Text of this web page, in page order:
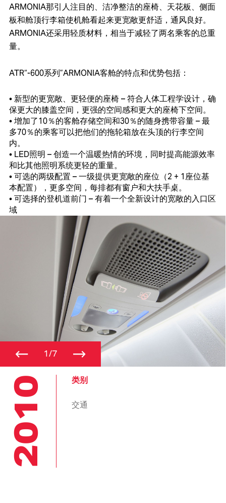
ARMONIA那引人注目的、洁净整洁的座椅、天花板、侧面
板和舱顶行李箱使机舱看起来更宽敞更舒适，通风良好。
ARMONIA还采用轻质材料，相当于减轻了两名乘客的总重
量。
ATR“-600系列”ARMONIA客舱的特点和优势包括：
• 新型的更宽敞、更轻便的座椅 – 符合人体工程学设计，确
保更大的膝盖空间，更强的空间感和更大的座椅下空间。
• 增加了10％的客舱存储空间和30％的随身携带容量 – 最
多70％的乘客可以把他们的拖轮箱放在头顶的行李空间
内。
• LED照明 – 创造一个温暖热情的环境，同时提高能源效率
和比其他照明系统更轻的重量。
• 可选的两级配置 – 一级提供更宽敞的座位（2 + 1座位基
本配置），更多空间，每排都有窗户和大扶手桌。
• 可选择的登机道前门 – 有着一个全新设计的宽敞的入口区
域
← 1/7 →
2010 类别
交通